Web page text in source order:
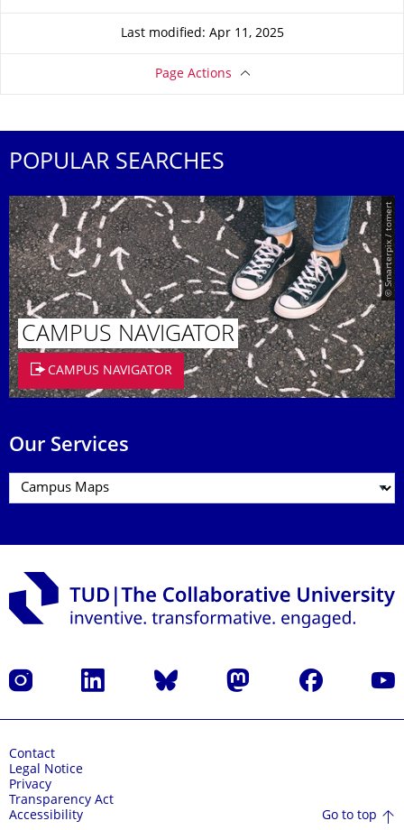
Last modified: Apr 11, 2025
Page Actions
POPULAR SEARCHES
© Smarterpix / tomert
CAMPUS NAVIGATOR
CAMPUS NAVIGATOR
Our Services
Instagram LinkedIn Bluesky Mastodon Facebook
Contact
Legal Notice
Privacy
Transparency Act
Accessibility
Go to top